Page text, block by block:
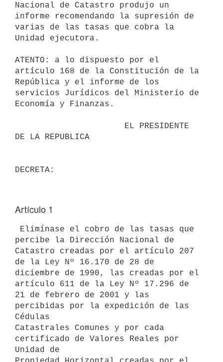
Nacional de Catastro produjo un
informe recomendando la supresión de
varias de las tasas que cobra la
Unidad ejecutora.
ATENTO: a lo dispuesto por el
artículo 168 de la Constitución de la
República y el informe de los
servicios Jurídicos del Ministerio de
Economía y Finanzas.
DE LA REPUBLICA
Artículo 1
percibe la Dirección Nacional de
Catastro creadas por el artículo 207
de la Ley Nº 16.170 de 28 de
diciembre de 1990, las creadas por el
artículo 611 de la Ley Nº 17.296 de
21 de febrero de 2001 y las
percibidas por la expedición de las
Cédulas
Catastrales Comunes y por cada
certificado de Valores Reales por
Unidad de